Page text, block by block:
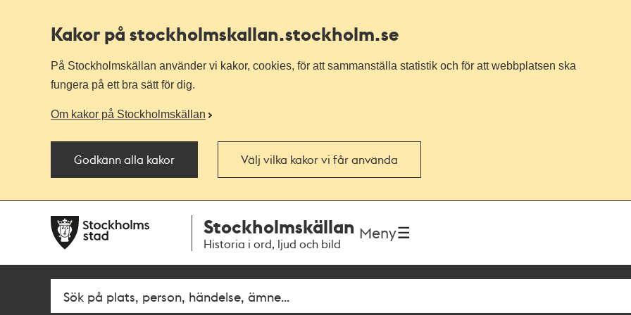
Kakor på stockholmskallan.stockholm.se
På Stockholmskällan använder vi kakor, cookies, för att sammanställa statistik och för att webbplatsen ska
fungera på ett bra sätt för dig.
Om kakor på Stockholmskällan
Godkänn alla kakor Välj vilka kakor vi får använda
navigationen
huvudinnehållet
Stockholmskällan
Historia i ord, ljud och bild
Meny
SökFritextsök